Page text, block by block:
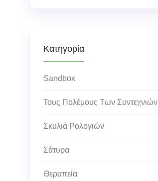
Κατηγορία
Sandbox
Τους Πολέμους Των Συντεχνιών
Σκυλιά Ρολογιών
Σάτυρα
Θεραπεία